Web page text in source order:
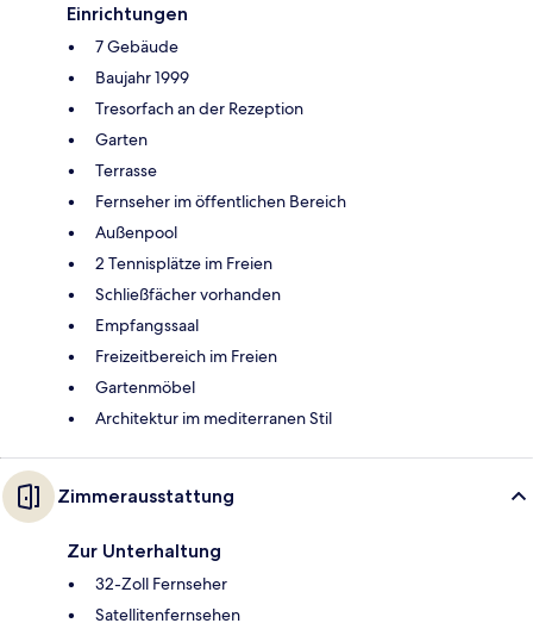
Einrichtungen
7 Gebäude
Baujahr 1999
Tresorfach an der Rezeption
Garten
Terrasse
Fernseher im öffentlichen Bereich
Außenpool
2 Tennisplätze im Freien
Schließfächer vorhanden
Empfangssaal
Freizeitbereich im Freien
Gartenmöbel
Architektur im mediterranen Stil
Zimmerausstattung
Zur Unterhaltung
32-Zoll Fernseher
Satellitenfernsehen